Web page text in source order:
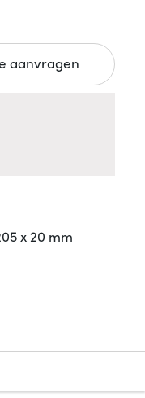
aanvragen
x 20 mm